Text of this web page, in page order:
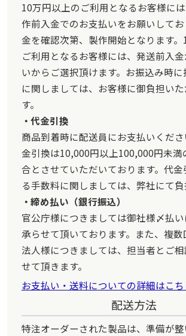
10万円以上のご利用となるお客様に
作前入金でのお支払いをお願いしてお
金を確認次第、製作開始となります
ご利用となるお客様には、発送前入
いからご選択頂けます。お振込み時
に関しましては、お客様に御負担い
す。
代金引換
商品到着時に配送員にお支払いくだ
金引換は10,000円以上100,000円未満
合とさせていただいております。代
る手数料に関しましては、弊社にて負
締め払い（銀行振込）
官公庁様につきましては御社様〆払
承らせて頂いております。また、複数
法人様につきましては、担当者とご
せて頂きます。
お支払い・送料についての詳細はこち
配送方法
特注オーダーされた製品は、準備が